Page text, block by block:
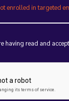
enrolled in targeted
having read and